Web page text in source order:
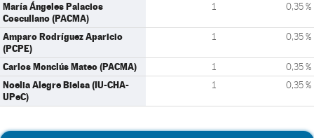
María Ángeles Palacios
Coscullano (PACMA)
1 0,35 %
Amparo Rodríguez Aparicio
(PCPE)
1 0,35 %
Carlos Monclús Mateo (PACMA) 1 0,35 %
Noelia Alegre Bielsa (IU-CHA-
UPeC)
1 0,35 %